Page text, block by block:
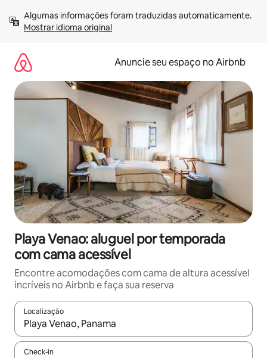
para
Mostrar idioma original
Anuncie seu espaço no Airbnb
Playa Venao: aluguel por temporada
com cama acessível
Encontre acomodações com cama de altura acessível
incríveis no Airbnb e faça sua reserva
Localização
Quando os resultados estiverem disponíveis, explore-os
Check-in